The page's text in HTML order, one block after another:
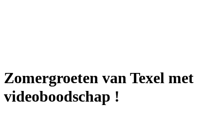
Zomergroeten van Texel met
videoboodschap !